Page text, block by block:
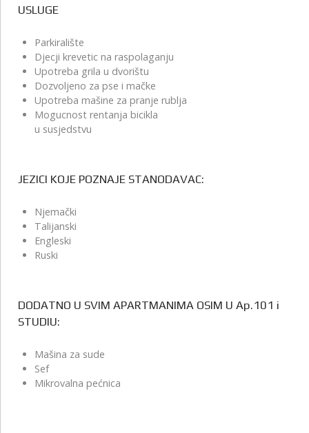
USLUGE
Parkiralište
Djecji krevetic na raspolaganju
Upotreba grila u dvorištu
Dozvoljeno za pse i mačke
Upotreba mašine za pranje rublja
Mogucnost rentanja bicikla
u susjedstvu
JEZICI KOJE POZNAJE STANODAVAC:
Njemački
Talijanski
Engleski
Ruski
DODATNO U SVIM APARTMANIMA OSIM U Ap.101 i
STUDIU:
Mašina za sude
Sef
Mikrovalna pećnica